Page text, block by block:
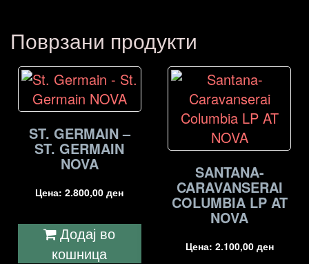
Поврзани продукти
ST. GERMAIN –
ST. GERMAIN
NOVA
Цена:2.800,00ден
Додај во
кошница
SANTANA-
CARAVANSERAI
COLUMBIA LP AT
NOVA
Цена: 2.100,00 ден